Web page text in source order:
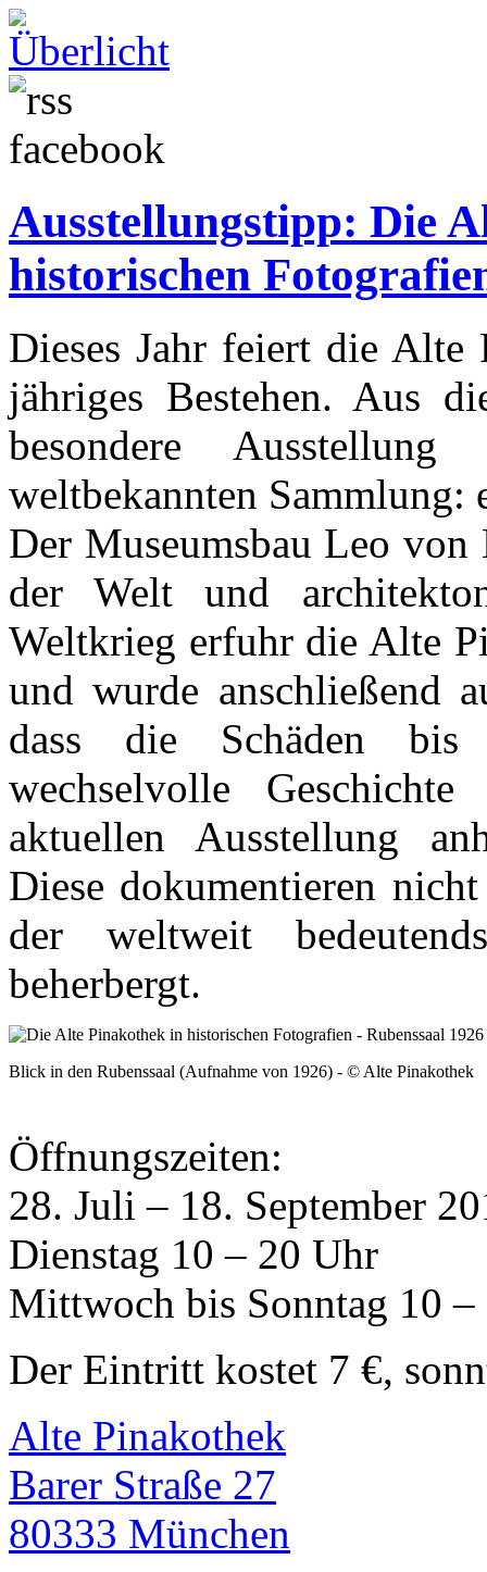
Ausstellungstipp: Die
historischen
Dieses Jahr feiert die
jähriges Bestehen. Aus
besondere
weltbekannten Sammlung:
Der Museumsbau Leo von
der Welt und
Weltkrieg erfuhr die Alte
und wurde anschließend
dass die Schäden
wechselvolle
aktuellen Ausstellung
Diese dokumentieren
der weltweit
beherbergt.
Blick in den Rubenssaal (Aufnahme von 1926) - © Alte Pinakothek
Öffnungszeiten:
28. Juli – 18. September
Dienstag 10 – 20 Uhr
Mittwoch bis Sonntag 10
Der Eintritt kostet 7 €,
Alte Pinakothek
Barer Straße 27
80333 München